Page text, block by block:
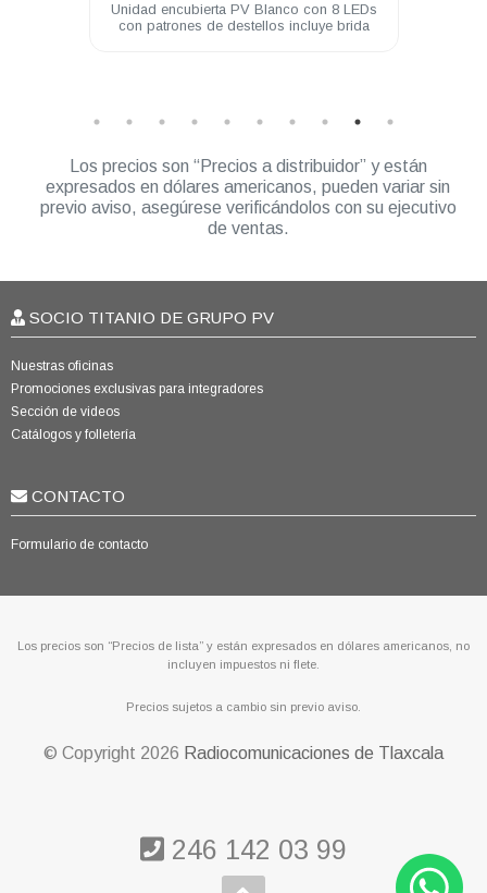
Unidad encubierta PV Blanco con 8 LEDs
con patrones de destellos incluye brida
Los precios son “Precios a distribuidor” y están
expresados en dólares americanos, pueden variar sin
previo aviso, asegúrese verificándolos con su ejecutivo
de ventas.
SOCIO TITANIO DE GRUPO PV
Nuestras oficinas
Promociones exclusivas para integradores
Sección de videos
Catálogos y folletería
CONTACTO
Formulario de contacto
Los precios son “Precios de lista” y están expresados en dólares americanos, no
incluyen impuestos ni flete.
Precios sujetos a cambio sin previo aviso.
© Copyright 2026 Radiocomunicaciones de Tlaxcala
246 142 03 99